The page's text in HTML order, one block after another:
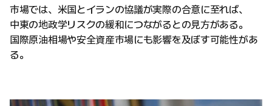
市場では、米国とイランの協議が実際の合意に至れば、
中東の地政学リスクの緩和につながるとの見方がある。
国際原油相場や安全資産市場にも影響を及ぼす可能性があ
る。